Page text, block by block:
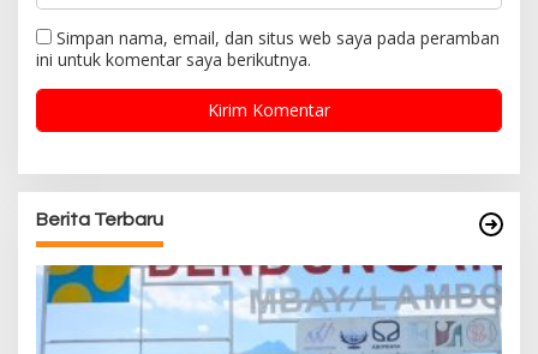
Simpan nama, email, dan situs web saya pada peramban
ini untuk komentar saya berikutnya.
Berita Terbaru